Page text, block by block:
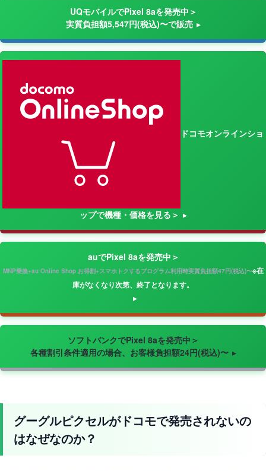
UQモバイルでPixel 8aを発売中＞
実質負担額5,547円(税込)〜で販売
ドコモオンラインショ
ップで機種・価格を見る＞
auでPixel 8aを発売中＞
MNP乗換+au Online Shop お得割+スマホトクするプログラム利用時実質負担額47円(税込)〜※在
庫がなくなり次第、終了となります。
ソフトバンクでPixel 8aを発売中＞
各種割引条件適用の場合、お客様負担額24円(税込)〜
グーグルピクセルがドコモで発売されないの
はなぜなのか？